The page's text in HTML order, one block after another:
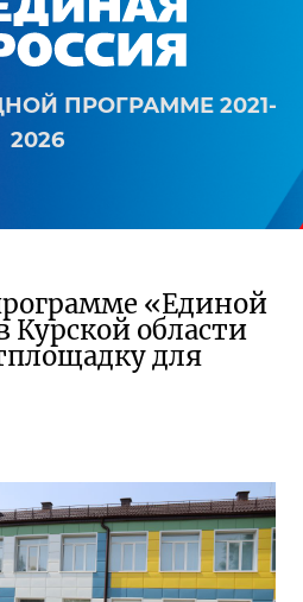
ПРОГРАММЕ 2021-
2026
«Единой
Курской области
для